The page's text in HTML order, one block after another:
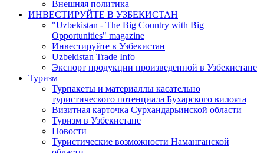
Внешняя политика
ИНВЕСТИРУЙТЕ В УЗБЕКИСТАН
"Uzbekistan - The Big Country with Big
Opportunities" magazine
Инвестируйте в Узбекистан
Uzbekistan Trade Info
Экспорт продукции произведенной в Узбекистане
Туризм
Турпакеты и материаллы касательно
туристического потенциала Бухарского вилоята
Визитная карточка Сурхандарьинской области
Туризм в Узбекистане
Новости
Туристические возможности Наманганской